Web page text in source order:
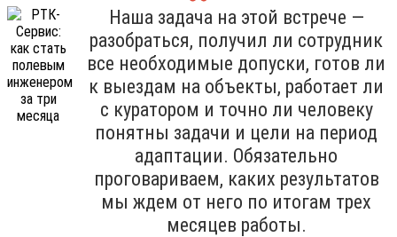
Наша задача на этой встрече —
разобраться, получил ли сотрудник
все необходимые допуски, готов ли
к выездам на объекты, работает ли
с куратором и точно ли человеку
понятны задачи и цели на период
адаптации. Обязательно
проговариваем, каких результатов
мы ждем от него по итогам трех
месяцев работы.